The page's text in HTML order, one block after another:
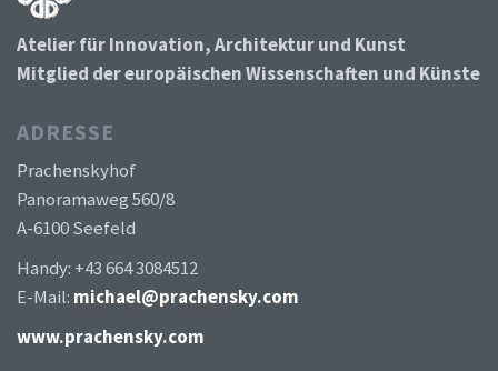
Atelier für Innovation, Architektur und Kunst
Mitglied der europäischen Wissenschaften und Künste
ADRESSE
Prachenskyhof
Panoramaweg 560/8
A-6100 Seefeld
Handy: +43 664 3084512
E-Mail: michael@prachensky.com
www.prachensky.com